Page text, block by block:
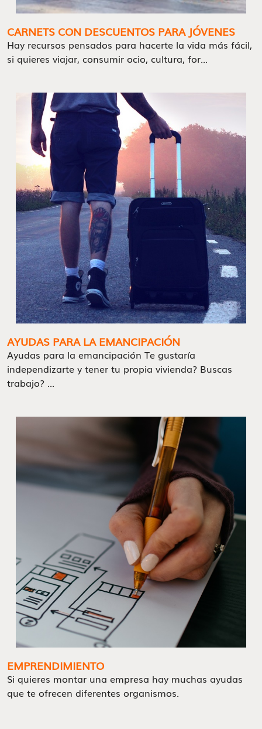
CARNETS CON DESCUENTOS PARA JÓVENES
Hay recursos pensados para hacerte la vida más fácil,
si quieres viajar, consumir ocio, cultura, for...
AYUDAS PARA LA EMANCIPACIÓN
Ayudas para la emancipación Te gustaría
independizarte y tener tu propia vivienda? Buscas
trabajo? ...
EMPRENDIMIENTO
Si quieres montar una empresa hay muchas ayudas
que te ofrecen diferentes organismos.